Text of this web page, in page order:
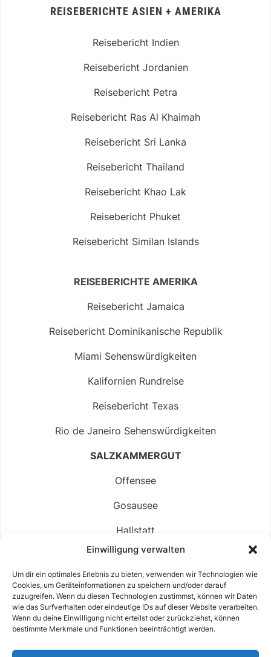
Einwilligung verwalten
Um dir ein optimales Erlebnis zu bieten, verwenden wir Technologien wie
Cookies, um Geräteinformationen zu speichern und/oder darauf
zuzugreifen. Wenn du diesen Technologien zustimmst, können wir Daten
wie das Surfverhalten oder eindeutige IDs auf dieser Website verarbeiten.
Wenn du deine Einwilligung nicht erteilst oder zurückziehst, können
bestimmte Merkmale und Funktionen beeinträchtigt werden.
REISEBERICHTE ASIEN + AMERIKA
Reisebericht Indien
Reisebericht Jordanien
Reisebericht Petra
Reisebericht Ras Al Khaimah
Reisebericht Sri Lanka
Reisebericht Thailand
Reisebericht Khao Lak
Reisebericht Phuket
Reisebericht Similan Islands
REISEBERICHTE AMERIKA
Reisebericht Jamaica
Reisebericht Dominikanische Republik
Miami Sehenswürdigkeiten
Kalifornien Rundreise
Reisebericht Texas
Rio de Janeiro Sehenswürdigkeiten
SALZKAMMERGUT
Offensee
Gosausee
Hallstatt
Langbathsee
Altausseer See
Hintersee